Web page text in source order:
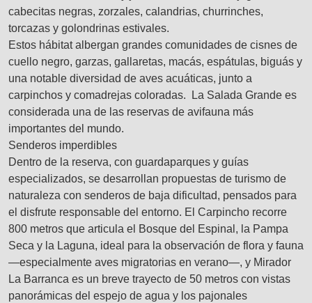
cabecitas negras, zorzales, calandrias, churrinches,
torcazas y golondrinas estivales.
Estos hábitat albergan grandes comunidades de cisnes de
cuello negro, garzas, gallaretas, macás, espátulas, biguás y
una notable diversidad de aves acuáticas, junto a
carpinchos y comadrejas coloradas. La Salada Grande es
considerada una de las reservas de avifauna más
importantes del mundo.
Senderos imperdibles
Dentro de la reserva, con guardaparques y guías
especializados, se desarrollan propuestas de turismo de
naturaleza con senderos de baja dificultad, pensados para
el disfrute responsable del entorno. El Carpincho recorre
800 metros que articula el Bosque del Espinal, la Pampa
Seca y la Laguna, ideal para la observación de flora y fauna
—especialmente aves migratorias en verano—, y Mirador
La Barranca es un breve trayecto de 50 metros con vistas
panorámicas del espejo de agua y los pajonales